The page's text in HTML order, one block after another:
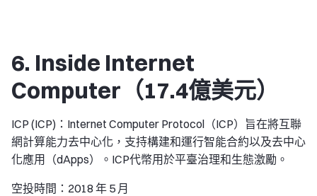
6. Inside Internet
Computer（17.4億美元）
ICP (ICP)：Internet Computer Protocol（ICP）旨在將互聯
網計算能力去中心化，支持構建和運行智能合約以及去中心
化應用（dApps）。ICP代幣用於平臺治理和生態激勵。
空投時間：2018 年 5 月